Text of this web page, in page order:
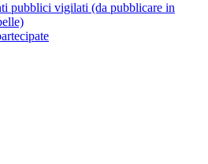
pubblici vigilati (da pubblicare in